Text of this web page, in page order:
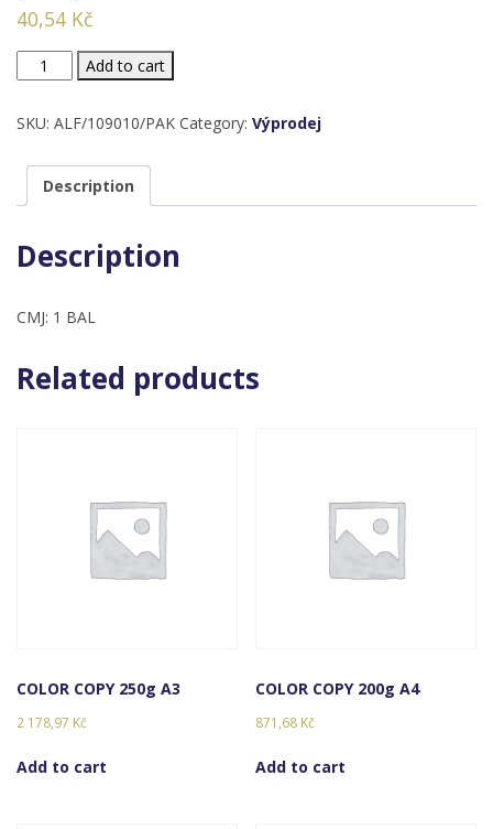
40,54 Kč
Hygienické
papír.,100ks
bal.
quantity
Add to cart
SKU: ALF/109010/PAK Category: Výprodej
Description
Description
CMJ: 1 BAL
Related products
COLOR COPY 250g A3
2 178,97 Kč
Add to cart
COLOR COPY 200g A4
871,68 Kč
Add to cart